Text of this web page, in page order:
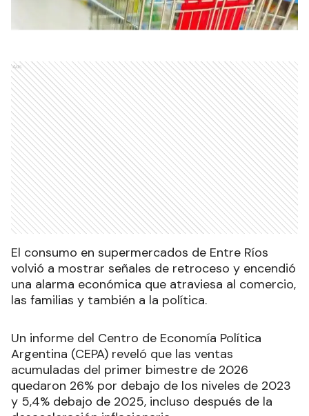
Ads
El consumo en supermercados de Entre Ríos
volvió a mostrar señales de retroceso y encendió
una alarma económica que atraviesa al comercio,
las familias y también a la política.
Un informe del Centro de Economía Política
Argentina (CEPA) reveló que las ventas
acumuladas del primer bimestre de 2026
quedaron 26% por debajo de los niveles de 2023
y 5,4% debajo de 2025, incluso después de la